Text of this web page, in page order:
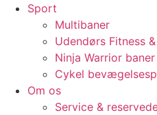
Sport
Multibaner
Udendørs Fitness
Ninja Warrior baner
Cykel
Om os
Service &